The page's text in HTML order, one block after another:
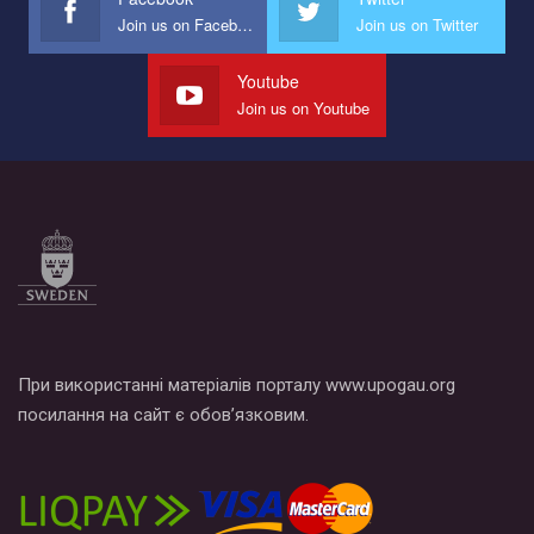
Мы просим вас поддержать нас и помочь нам реализовать
наш план по борьбе с насилием и дискриминацией на почве
СОГИ в Украине.
Все, что вам нужно сделать - это зайти на наш канал YouTube
по этой ссылке и поставить лайк под видео.
Join us on Facebook Join us on Twitter
Youtube
Join us on Youtube
При використанні матеріалів порталу www.upogau.org
посилання на сайт є обов’язковим.